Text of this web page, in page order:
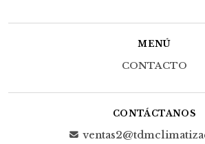
MENÚ
CONTACTO
CONTÁCTANOS